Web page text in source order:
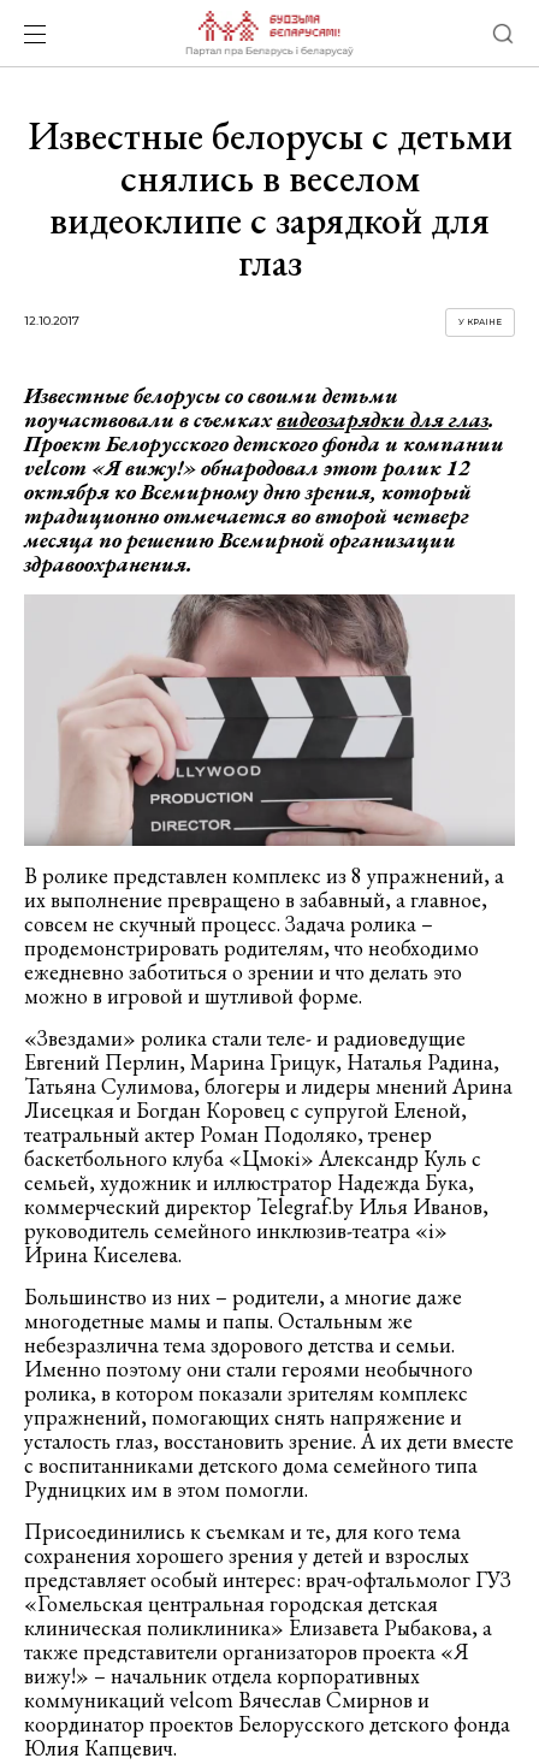
Известные белорусы с детьми
снялись в веселом
видеоклипе с зарядкой для
глаз
12.10.2017 У КРАІНЕ
Известные белорусы со своими детьми
поучаствовали в съемкахвидеозарядки для глаз.
Проект Белорусского детского фонда и компании
velcom «Я вижу!» обнародовал этот ролик 12
октября ко Всемирному дню зрения, который
традиционно отмечается во второй четверг
месяца по решению Всемирной организации
здравоохранения.
В ролике представлен комплекс из 8 упражнений, а
их выполнение превращено в забавный, а главное,
совсем не скучный процесс. Задача ролика –
продемонстрировать родителям, что необходимо
ежедневно заботиться о зрении и что делать это
можно в игровой и шутливой форме.
«Звездами» ролика стали теле- и радиоведущие
Евгений Перлин, Марина Грицук, Наталья Радина,
Татьяна Сулимова, блогеры и лидеры мнений Арина
Лисецкая и Богдан Коровец с супругой Еленой,
театральный актер Роман Подоляко, тренер
баскетбольного клуба «Цмокі» Александр Куль с
семьей, художник и иллюстратор Надежда Бука,
коммерческий директор Telegraf.by Илья Иванов,
руководитель семейного инклюзив-театра «i»
Ирина Киселева.
Большинство из них – родители, а многие даже
многодетные мамы и папы. Остальным же
небезразлична тема здорового детства и семьи.
Именно поэтому они стали героями необычного
ролика, в котором показали зрителям комплекс
упражнений, помогающих снять напряжение и
усталость глаз, восстановить зрение. А их дети вместе
с воспитанниками детского дома семейного типа
Рудницких им в этом помогли.
Присоединились к съемкам и те, для кого тема
сохранения хорошего зрения у детей и взрослых
представляет особый интерес: врач-офтальмолог ГУЗ
«Гомельская центральная городская детская
клиническая поликлиника» Елизавета Рыбакова, а
также представители организаторов проекта «Я
вижу!» – начальник отдела корпоративных
коммуникаций velcom Вячеслав Смирнов и
координатор проектов Белорусского детского фонда
Юлия Капцевич.